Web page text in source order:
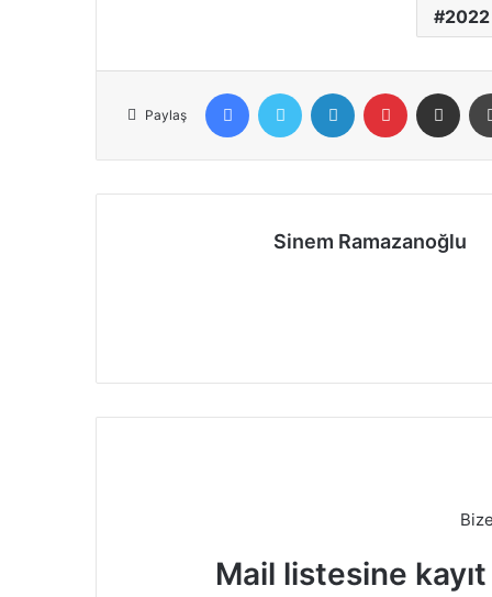
2022
Paylaş
Facebook LinkedIn Pinterest E-Posta ile
Sinem Ramazanoğlu
Mail listesine